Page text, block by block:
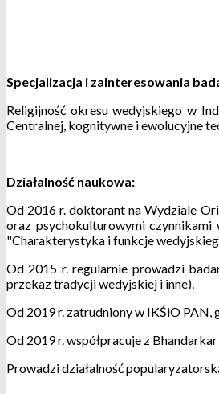
Specjalizacja i zainteresowania
Religijność okresu wedyjskiego w
Centralnej, kognitywne i ewolucyjne
Działalność naukowa:
Od 2016 r. doktorant na Wydziale
oraz psychokulturowymi
"Charakterystyka i funkcje
Od 2015 r. regularnie prowadzi
przekaz tradycji wedyjskiej i inne).
Od 2019 r. zatrudniony w IKŚiO PAN,
Od 2019 r. współpracuje z
Prowadzi działalność